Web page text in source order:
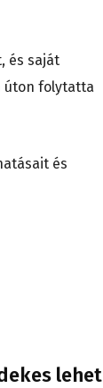
és saját
úton folytatta
és
lehet